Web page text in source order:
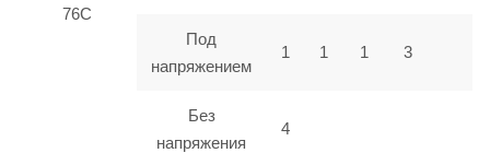
76C
Под
напряжением
1 1 1 3
Без
напряжения
4